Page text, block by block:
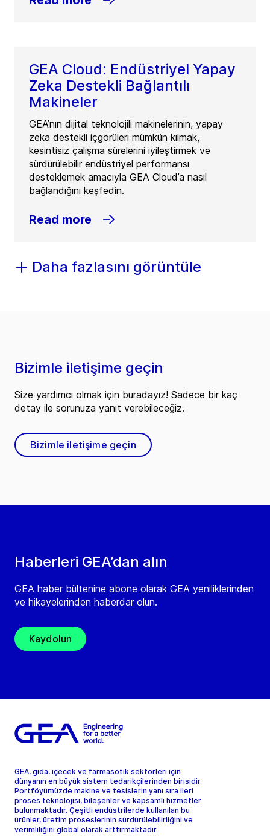
GEA Cloud: Endüstriyel Yapay
Zeka Destekli Bağlantılı
Makineler
GEA’nın dijital teknolojili makinelerinin, yapay
zeka destekli içgörüleri mümkün kılmak,
kesintisiz çalışma sürelerini iyileştirmek ve
sürdürülebilir endüstriyel performansı
desteklemek amacıyla GEA Cloud’a nasıl
bağlandığını keşfedin.
Read more
Daha fazlasını görüntüle
Haberleri GEA’dan alın
GEA haber bültenine abone olarak GEA yeniliklerinden
ve hikayelerinden haberdar olun.
Kaydolun
Bizimle iletişime geçin
Size yardımcı olmak için buradayız! Sadece bir kaç
detay ile sorunuza yanıt verebileceğiz.
Bizimle iletişime geçin
GEA, gıda, içecek ve farmasötik sektörleri için
dünyanın en büyük sistem tedarikçilerinden birisidir.
Portföyümüzde makine ve tesislerin yanı sıra ileri
proses teknolojisi, bileşenler ve kapsamlı hizmetler
bulunmaktadır. Çeşitli endüstrilerde kullanılan bu
ürünler, üretim proseslerinin sürdürülebilirliğini ve
verimliliğini global olarak arttırmaktadır.